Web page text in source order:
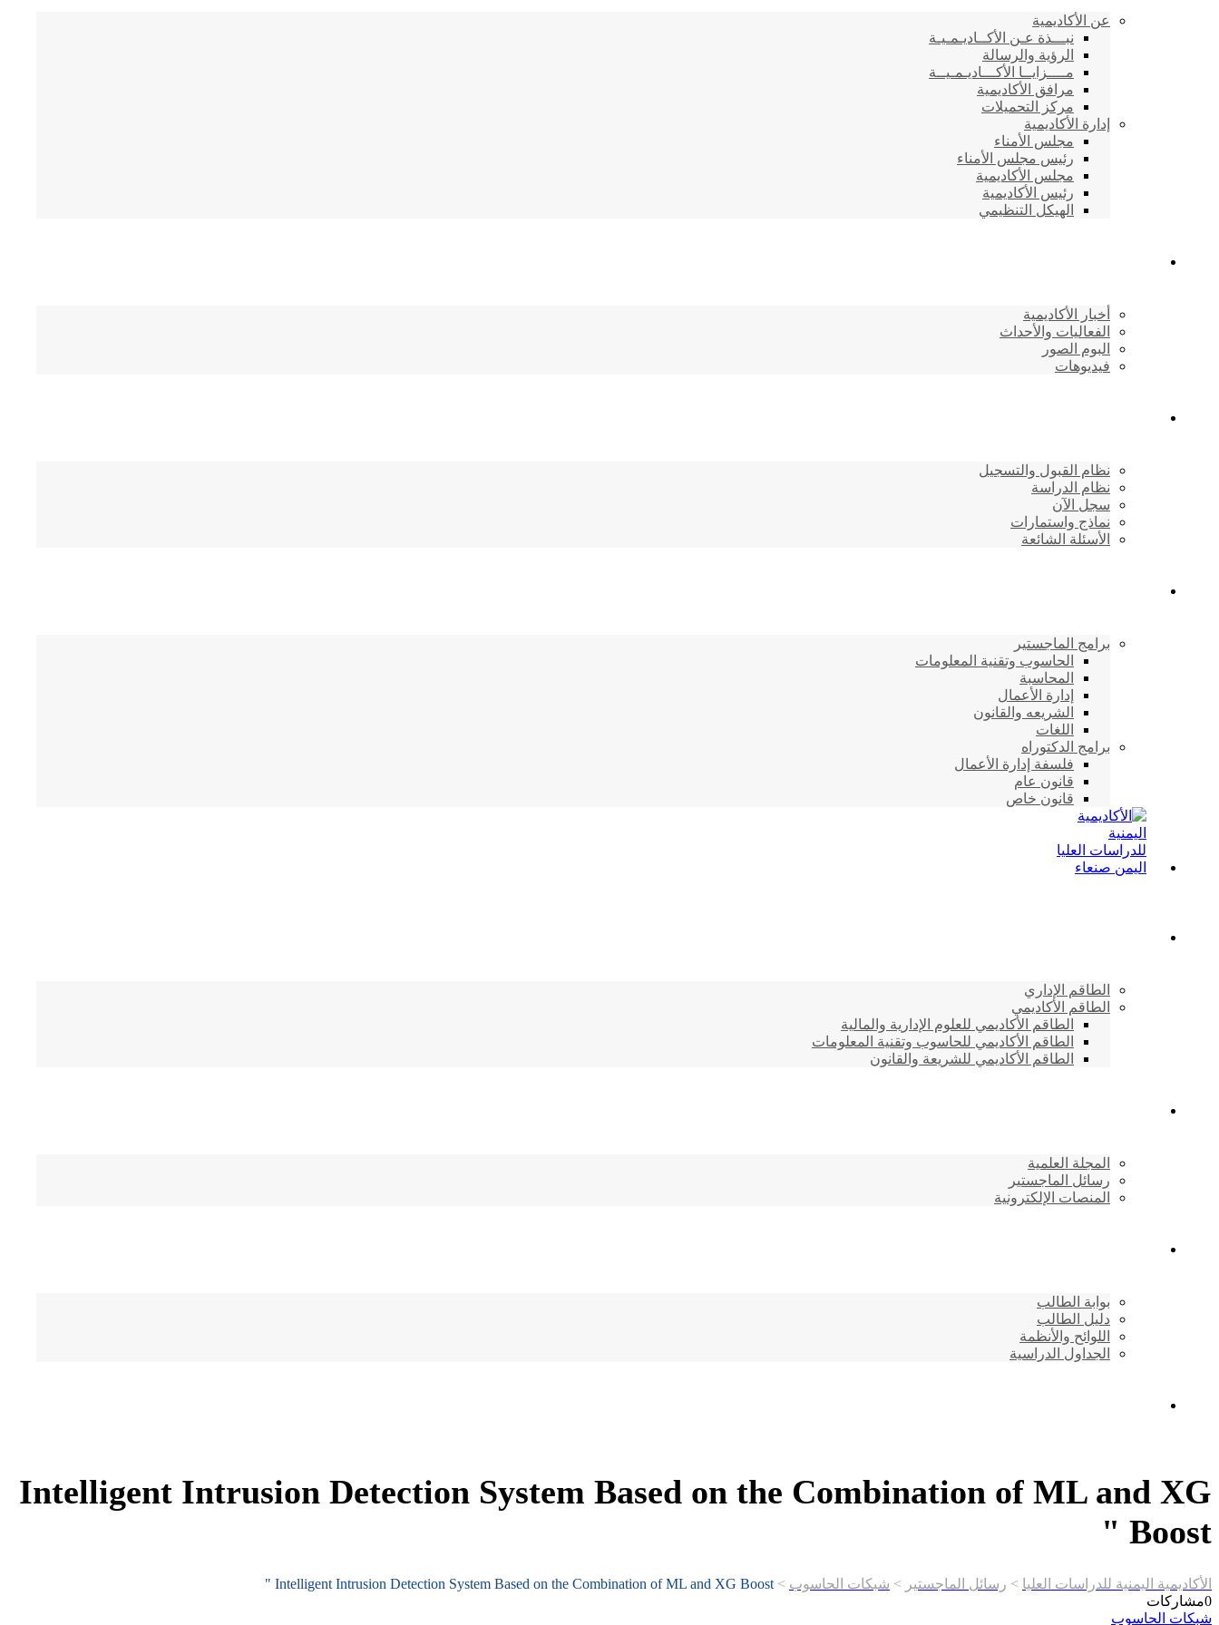
عن الأكاديمية
نبـــذة عـن الأكــاديـمـيـة
الرؤية والرسالة
مــــزايــا الأكـــاديـمـيــة
مرافق الأكاديمية
مركز التحميلات
إدارة الأكاديمية
مجلس الأمناء
رئيس مجلس الأمناء
مجلس الأكاديمية
رئيس الأكاديمية
الهيكل التنظيمي
أخبار الأكاديمية
الفعاليات والأحداث
البوم الصور
فيديوهات
نظام القبول والتسجيل
نظام الدراسة
سجل الآن
نماذج واستمارات
الأسئلة الشائعة
برامج الماجستير
الحاسوب وتقنية المعلومات
المحاسبة
إدارة الأعمال
الشريعه والقانون
اللغات
برامج الدكتوراه
فلسفة إدارة الأعمال
قانون عام
قانون خاص
الطاقم الإداري
الطاقم الأكاديمي
الطاقم الأكاديمي للعلوم الإدارية والمالية
الطاقم الأكاديمي للحاسوب وتقنية المعلومات
الطاقم الأكاديمي للشريعة والقانون
المجلة العلمية
رسائل الماجستير
المنصات الإلكترونية
بوابة الطالب
دليل الطالب
اللوائح والأنظمة
الجداول الدراسية
Intelligent Intrusion Detection System Based on the Combination of ML and XG
Boost "
الأكاديمية اليمنية للدراسات العليا > رسائل الماجستير > شبكات الحاسوب >
Intelligent Intrusion Detection System Based on the Combination of ML and XG Boost "
0مشاركات
شبكات الحاسوب